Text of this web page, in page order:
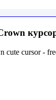
cute cursor -